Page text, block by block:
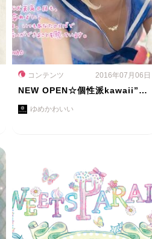
コンテンツ 2016年07月06日
NEW OPEN☆個性派kawaii”…
ゆめかわいい